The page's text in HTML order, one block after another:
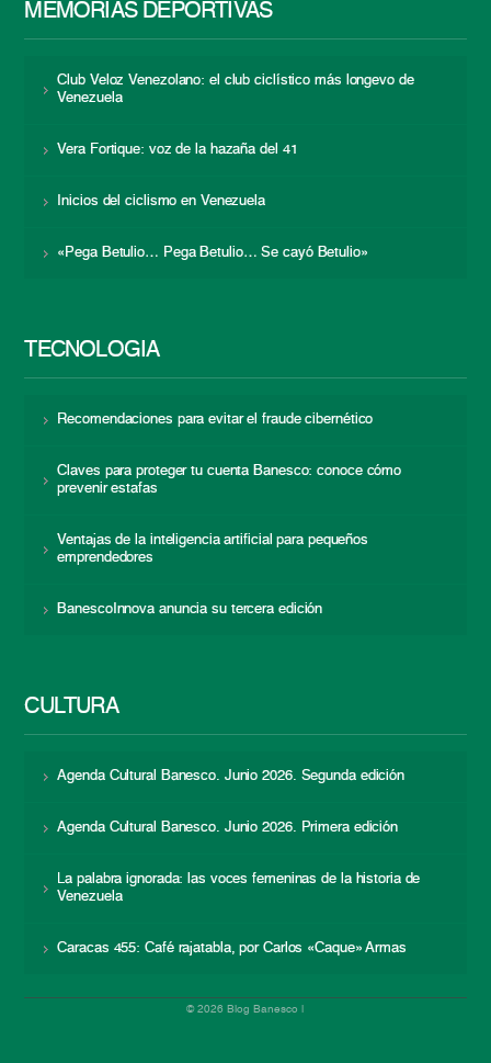
MEMORIAS DEPORTIVAS
Club Veloz Venezolano: el club ciclístico más longevo de
Venezuela
Vera Fortique: voz de la hazaña del 41
Inicios del ciclismo en Venezuela
«Pega Betulio… Pega Betulio… Se cayó Betulio»
TECNOLOGÍA
Recomendaciones para evitar el fraude cibernético
Claves para proteger tu cuenta Banesco: conoce cómo
prevenir estafas
Ventajas de la inteligencia artificial para pequeños
emprendedores
BanescoInnova anuncia su tercera edición
CULTURA
Agenda Cultural Banesco. Junio 2026. Segunda edición
Agenda Cultural Banesco. Junio 2026. Primera edición
La palabra ignorada: las voces femeninas de la historia de
Venezuela
Caracas 455: Café rajatabla, por Carlos «Caque» Armas
© 2026 Blog Banesco |